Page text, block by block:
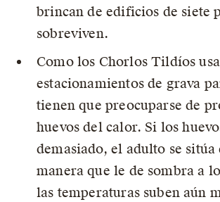
brincan de edificios de siete
sobreviven.
Como los Chorlos Tildíos
estacionamientos de grava
tienen que preocuparse de
huevos del calor. Si los
demasiado, el adulto se sitúa
manera que le de sombra a
las temperaturas suben aún